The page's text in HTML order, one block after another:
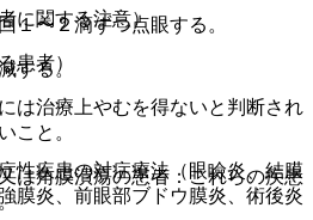
に関する注意）
患者）
は治療上やむを得ないと判断され
こと。
は角膜潰瘍の患者：これらの疾患
１〜２滴ずつ点眼する。
する。
性疾患の対症療法（眼瞼炎、結膜
膜炎、前眼部ブドウ膜炎、術後炎